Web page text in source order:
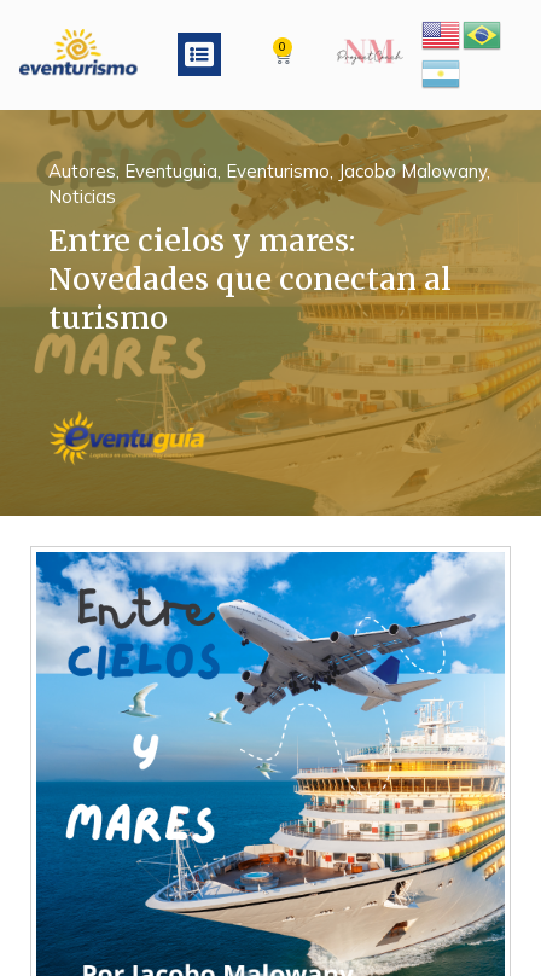
contenido
Menu 0 Cart
Autores, Eventuguia, Eventurismo, Jacobo Malowany,
Noticias
Entre cielos y mares:
Novedades que conectan al
turismo